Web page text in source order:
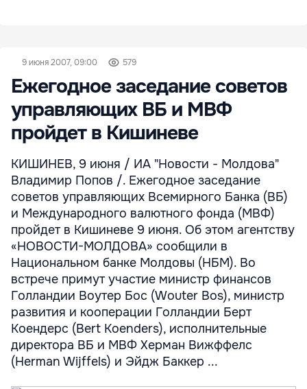
9 июня 2007, 09:00 579
Ежегодное заседание советов
управляющих ВБ и МВФ
пройдет в Кишиневе
КИШИНЕВ, 9 июня / ИА "Новости - Молдова"
Владимир Попов /. Ежегодное заседание
советов управляющих Всемирного Банка (ВБ)
и Международного валютного фонда (МВФ)
пройдет в Кишиневе 9 июня. Об этом агентству
«НОВОСТИ-МОЛДОВА» сообщили в
Национальном банке Молдовы (НБМ). Во
встрече примут участие министр финансов
Голландии Воутер Бос (Wouter Bos), министр
развития и кооперации Голландии Берт
Коендерс (Bert Koenders), исполнительные
директора ВБ и МВФ Херман Вижффелс
(Herman Wijffels) и Эйдж Баккер ...